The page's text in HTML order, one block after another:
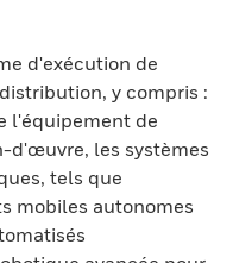
d'exécution de
y compris :
l'équipement de
d'œuvre, les systèmes
tels que
mobiles autonomes